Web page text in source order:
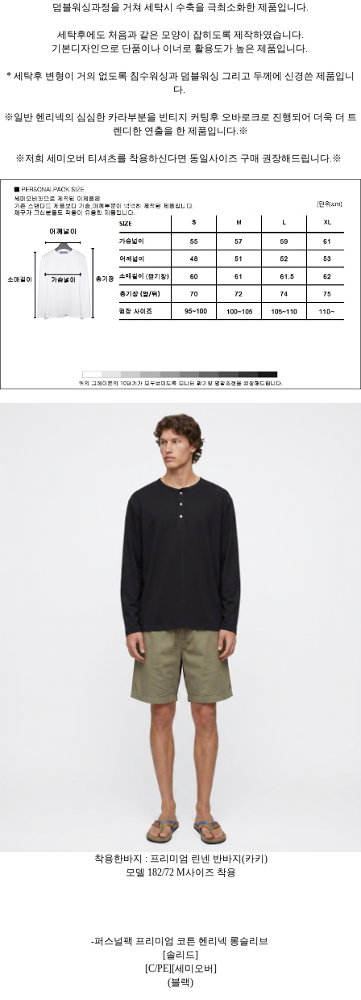
덤블워싱과정을 거쳐 세탁시 수축을 극최소화한 제품입니다.
세탁후에도 처음과 같은 모양이 잡히도록 제작하였습니다.
기본디자인으로 단품이나 이너로 활용도가 높은 제품입니다.
* 세탁후 변형이 거의 없도록 침수워싱과 덤블워싱 그리고 두께에 신경쓴 제품입니
다.
※일반 헨리넥의 심심한 카라부분을 빈티지 커팅후 오바로크로 진행되어 더욱 더 트
렌디한 연출을 한 제품입니다.※
※저희 세미오버 티셔츠를 착용하신다면 동일사이즈 구매 권장해드립니다.※
착용한바지 : 프리미엄 린넨 반바지(카키)
모델 182/72 M사이즈 착용
-퍼스널팩 프리미엄 코튼 헨리넥 롱슬리브
[솔리드]
[C/PE][세미오버]
(블랙)